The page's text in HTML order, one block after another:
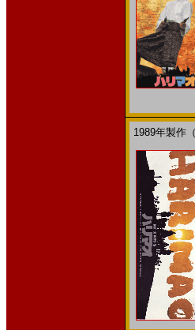
1989年製作